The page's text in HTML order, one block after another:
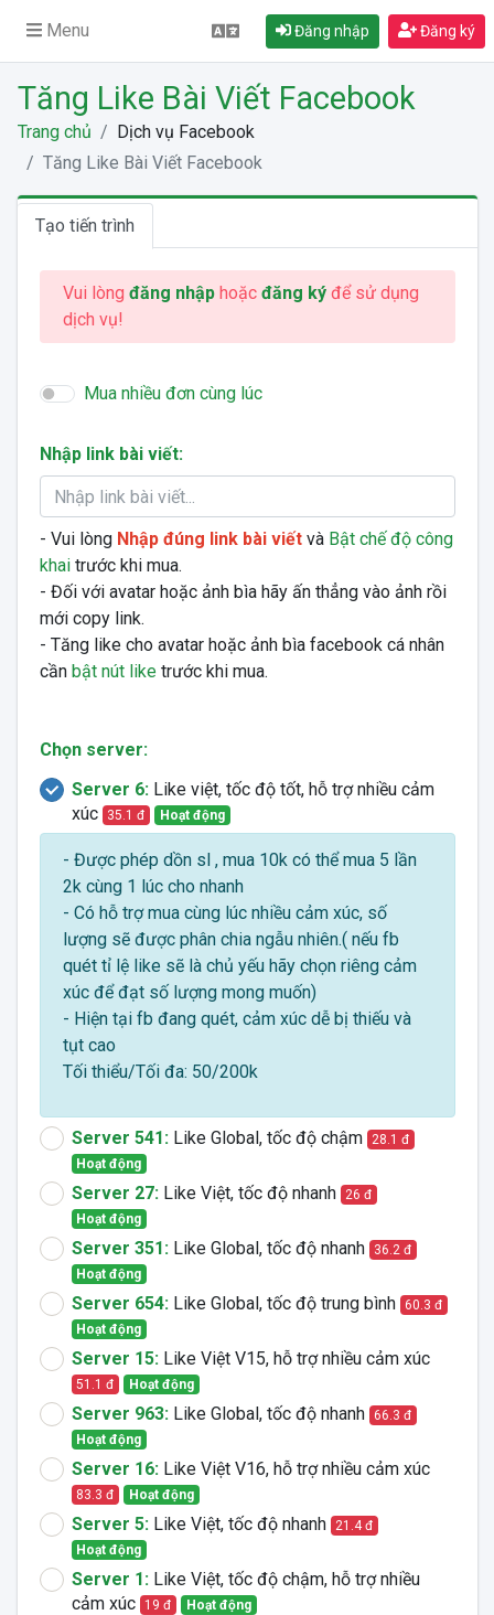
Menu Đăng nhập Đăng ký
Tăng Like Bài Viết Facebook
Trang chủ
Dịch vụ Facebook
Tăng Like Bài Viết Facebook
Tạo tiến trình
Vui lòng đăng nhậphoặc đăng kýđể sử dụng
dịch vụ!
Mua nhiều đơn cùng lúc
Nhập link bài viết:
- Vui lòng Nhập đúng link bài viếtvà Bật chế độ công
khaitrước khi mua.
- Đối với avatar hoặc ảnh bìa hãy ấn thẳng vào ảnh rồi
mới copy link.
- Tăng like cho avatar hoặc ảnh bìa facebook cá nhân
cần bật nút liketrước khi mua.
Chọn server:
Server 6:Like việt, tốc độ tốt, hỗ trợ nhiều cảm
xúc
35.1 đ Hoạt động
- Được phép dồn sl , mua 10k có thể mua 5 lần
2k cùng 1 lúc cho nhanh
- Có hỗ trợ mua cùng lúc nhiều cảm xúc, số
lượng sẽ được phân chia ngẫu nhiên.( nếu fb
quét tỉ lệ like sẽ là chủ yếu hãy chọn riêng cảm
xúc để đạt số lượng mong muốn)
- Hiện tại fb đang quét, cảm xúc dễ bị thiếu và
tụt cao
Tối thiểu/Tối đa: 50/200k
Server 541:Like Global, tốc độ chậm
28.1 đ
Hoạt động
Server 27:Like Việt, tốc độ nhanh
26 đ
Hoạt động
Server 351:Like Global, tốc độ nhanh
36.2 đ
Hoạt động
Server 654:Like Global, tốc độ trung bình
60.3 đ
Hoạt động
Server 15:Like Việt V15, hỗ trợ nhiều cảm xúc
51.1 đ Hoạt động
Server 963:Like Global, tốc độ nhanh
66.3 đ
Hoạt động
Server 16:Like Việt V16, hỗ trợ nhiều cảm xúc
83.3 đ Hoạt động
Server 5:Like Việt, tốc độ nhanh
21.4 đ
Hoạt động
Server 1:Like Việt, tốc độ chậm, hỗ trợ nhiều
cảm xúc
19 đ Hoạt động